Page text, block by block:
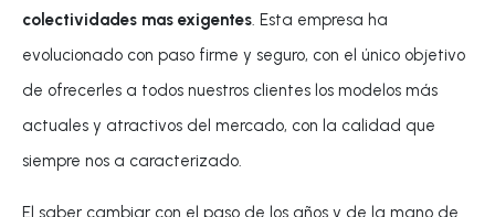
colectividades mas exigentes. Esta empresa ha
evolucionado con paso firme y seguro, con el único objetivo
de ofrecerles a todos nuestros clientes los modelos más
actuales y atractivos del mercado, con la calidad que
siempre nos a caracterizado.
El saber cambiar con el paso de los años y de la mano de